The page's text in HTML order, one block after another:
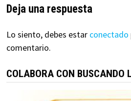
Deja una respuesta
Lo siento, debes estar conectado
comentario.
COLABORA CON BUSCANDO